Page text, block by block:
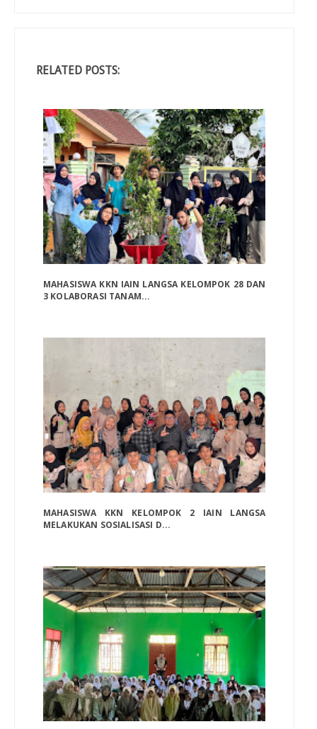
RELATED POSTS:
MAHASISWA KKN IAIN LANGSA KELOMPOK 28 DAN
3 KOLABORASI TANAM...
MAHASISWA KKN KELOMPOK 2 IAIN LANGSA
MELAKUKAN SOSIALISASI D...